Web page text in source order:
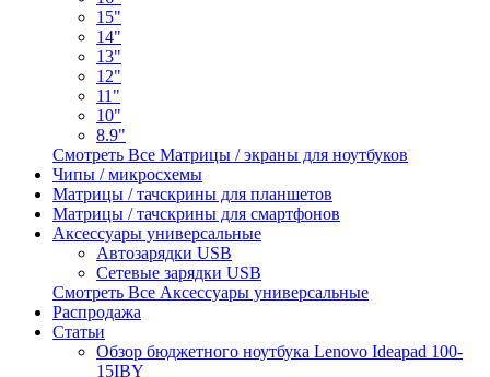
15"
14"
13"
12"
11"
10"
8.9"
Смотреть Все Матрицы / экраны для ноутбуков
Чипы / микросхемы
Матрицы / тачскрины для планшетов
Матрицы / тачскрины для смартфонов
Аксессуары универсальные
Автозарядки USB
Сетевые зарядки USB
Смотреть Все Аксессуары универсальные
Распродажа
Статьи
Обзор бюджетного ноутбука Lenovo Ideapad 100-
15IBY